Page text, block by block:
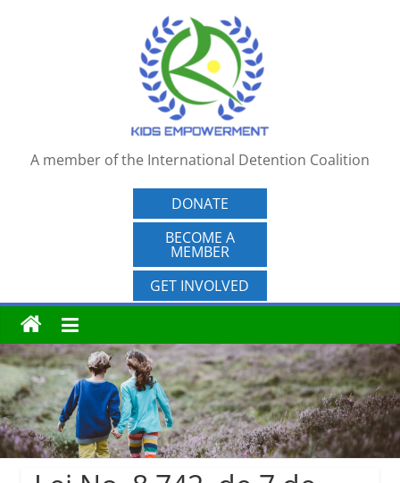
A member of the International Detention Coalition
DONATE
BECOME A
MEMBER
GET INVOLVED